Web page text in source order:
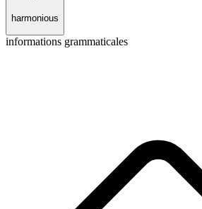
harmonious
informations grammaticales